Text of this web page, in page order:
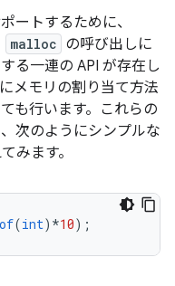
ートするために、
malloc の呼び出しに
る一連の API が存在し
メモリの割り当て方法
も行います。これらの
次のようにシンプルな
みます。
(int) *10);